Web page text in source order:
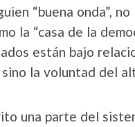
“buena onda”,
la “casa de la
están bajo
la voluntad del
una parte del